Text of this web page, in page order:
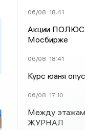
06/08 18:41
Акции ПОЛЮС
Мосбирже
06/08 18:41
Курс юаня
06/08 17:10
Между
ЖУРНАЛ